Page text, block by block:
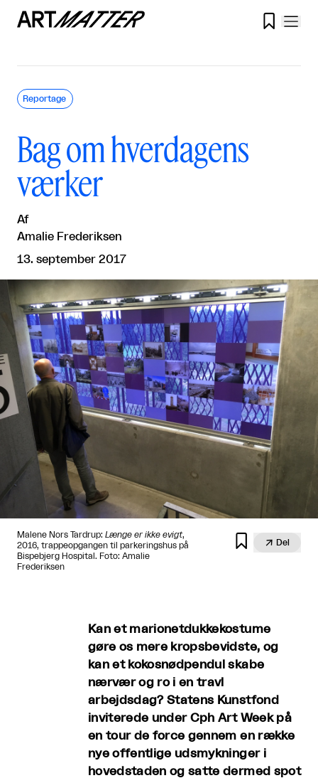

Bag om hverdagens
værker
Af
Amalie Frederiksen
13. september 2017
Reportage
Malene Nors Tardrup: Længe er ikke evigt,
2016, trappeopgangen til parkeringshus på
Bispebjerg Hospital. Foto: Amalie
Frederiksen
  Del
Kan et marionetdukkekostume
gøre os mere kropsbevidste, og
kan et kokosnødpendul skabe
nærvær og ro i en travl
arbejdsdag? Statens Kunstfond
inviterede under Cph Art Week på
en tour de force gennem en række
nye offentlige udsmykninger i
hovedstaden og satte dermed spot